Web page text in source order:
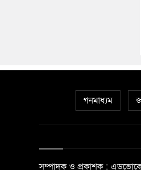
গনমাধ্যম
সম্পাদক ও প্রকাশক :